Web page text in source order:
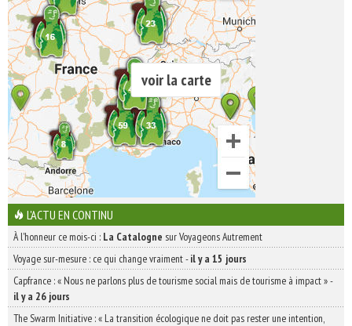
voir la carte
L'ACTU EN CONTINU
À l'honneur ce mois-ci : La Catalogne sur Voyageons Autrement
Voyage sur-mesure : ce qui change vraiment-il y a 15 jours
Capfrance : « Nous ne parlons plus de tourisme social mais de tourisme à impact »-
il y a 26 jours
The Swarm Initiative : « La transition écologique ne doit pas rester une intention,